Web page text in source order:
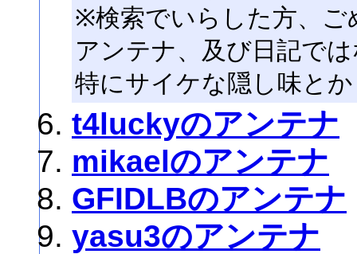
※検索でいらした方、ご
アンテナ、及び日記で
特にサイケな隠し味と
t4luckyのアンテナ
mikaelのアンテナ
GFIDLBのアンテナ
yasu3のアンテナ